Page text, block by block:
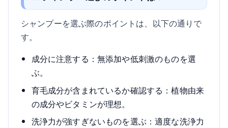
シャンプーを選ぶ際のポイントは、以下の通りで
す。
成分に注意する：無添加や低刺激のものを選
ぶ。
育毛成分が含まれているか確認する：植物由来
の成分やビタミンが理想。
洗浄力が強すぎないものを選ぶ：適度な洗浄力